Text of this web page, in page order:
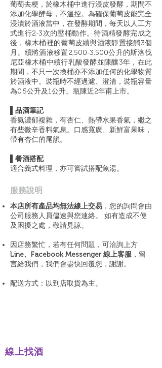
葡萄去梗，於橡木桶中進行浸皮發酵，期間不
添加化學酵母，不溫控。為確保葡萄皮能完全
浸漬於酒液當中，在發酵期間，每天以人工方
式進行2-3次的壓桶動作。待酒精發酵完成之
後，橡木桶裡的葡萄皮續與酒液靜置接觸3個
月。續將酒液移置2,500-3,500公升的斯洛伐
尼亞橡木桶中續行乳酸發酵並陳釀3年，在此
期間，不只一次換桶亦不添加任何的化學物質
於酒液中。裝瓶時不經過濾、澄清，裝瓶容量
為0.5公升及1公升。瓶陳近2年甫上市。
▌品酒筆記
香氣濃郁複雜，有杏仁、熱帶水果香氣，繼之
有些微辛香料氣息。口感寬廣、新鮮富果味，
帶有杏仁的尾韻。
▌餐酒搭配
適合義式料理，亦可嘗試搭配魚湯。
​服務說明
本店所有產品均無法線上交易 ，您的詢問會由
公司服務人員儘速與您連絡。 如有造成不便
及困擾之處，敬請見諒。
因店務繁忙，若有任何問題，可洽詢上方
Line、Facebook Messenger 線上客服 ，留
言給我們，我們會盡快回覆您，謝謝。
配送方式：以到店取貨為主。
線上找酒